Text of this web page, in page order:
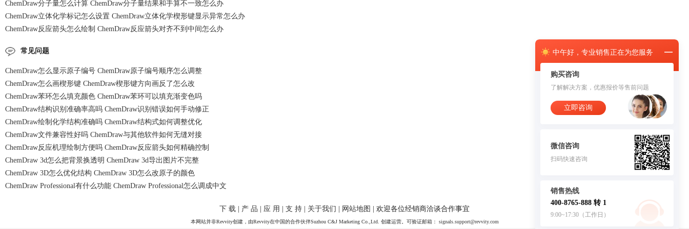
中午好， 专业销售正在为您服务
购买咨询
了解解决方案，优惠报价等售前问题
立即咨询
微信咨询
扫码快速咨询
销售热线
400-8765-888 转 1
9:00~17:30（工作日）
ChemDraw分子量怎么计算 ChemDraw分子量结果和手算不一致怎么办
ChemDraw立体化学标记怎么设置 ChemDraw立体化学楔形键显示异常怎么办
ChemDraw反应箭头怎么绘制 ChemDraw反应箭头对齐不到中间怎么办
常见问题
ChemDraw怎么显示原子编号 ChemDraw原子编号顺序怎么调整
ChemDraw怎么画楔形键 ChemDraw楔形键方向画反了怎么改
ChemDraw苯环怎么填充颜色 ChemDraw苯环可以填充渐变色吗
ChemDraw结构识别准确率高吗 ChemDraw识别错误如何手动修正
ChemDraw绘制化学结构准确吗 ChemDraw结构式如何调整优化
ChemDraw文件兼容性好吗 ChemDraw与其他软件如何无缝对接
ChemDraw反应机理绘制方便吗 ChemDraw反应箭头如何精确控制
ChemDraw 3d怎么把背景换透明 ChemDraw 3d导出图片不完整
ChemDraw 3D怎么优化结构 ChemDraw 3D怎么改原子的颜色
ChemDraw Professional有什么功能 ChemDraw Professional怎么调成中文
下 载 产 品 应 用 支 持 关于我们 网站地图 | 欢迎各位经销商洽谈合作事宜
本网站并非Revvity创建，由Revvity在中国的合作伙伴Suzhou C&J Marketing Co.,Ltd. 创建运营。可验证邮箱： signals.support@revvity.com